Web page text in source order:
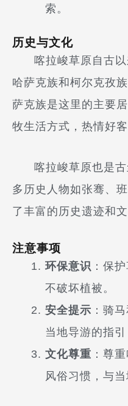
索。
历史与文化
喀拉峻草原自古
哈萨克族和柯尔克孜
萨克族是这里的主要
牧生活方式，热情好
喀拉峻草原也是
多历史人物如张骞、
了丰富的历史遗迹和文
注意事项
环保意识 ：保
不破坏植被。
安全提示 ：骑
当地导游的指引
文化尊重 ：尊
风俗习惯，与当